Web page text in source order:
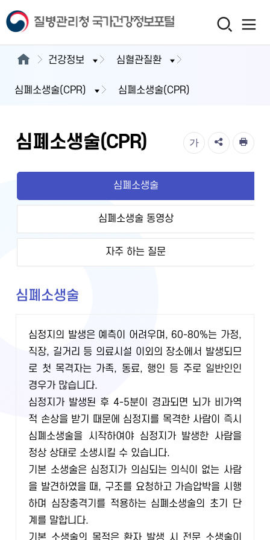
건강정보 심혈관질환
심폐소생술(CPR) 심폐소생술(CPR)
심폐소생술(CPR) 가
심폐소생술
심폐소생술 동영상
자주 하는 질문
심폐소생술
심정지의 발생은 예측이 어려우며, 60-80%는 가정,
직장, 길거리 등 의료시설 이외의 장소에서 발생되므
로 첫 목격자는 가족, 동료, 행인 등 주로 일반인인
경우가 많습니다.
심정지가 발생된 후 4-5분이 경과되면 뇌가 비가역
적 손상을 받기 때문에 심정지를 목격한 사람이 즉시
심폐소생술을 시작하여야 심정지가 발생한 사람을
정상 상태로 소생시킬 수 있습니다.
기본 소생술은 심정지가 의심되는 의식이 없는 사람
을 발견하였을 때, 구조를 요청하고 가슴압박을 시행
하며 심장충격기를 적용하는 심폐소생술의 초기 단
계를 말합니다.
기본 소생술의 목적은 환자 발생 시 전문 소생술이